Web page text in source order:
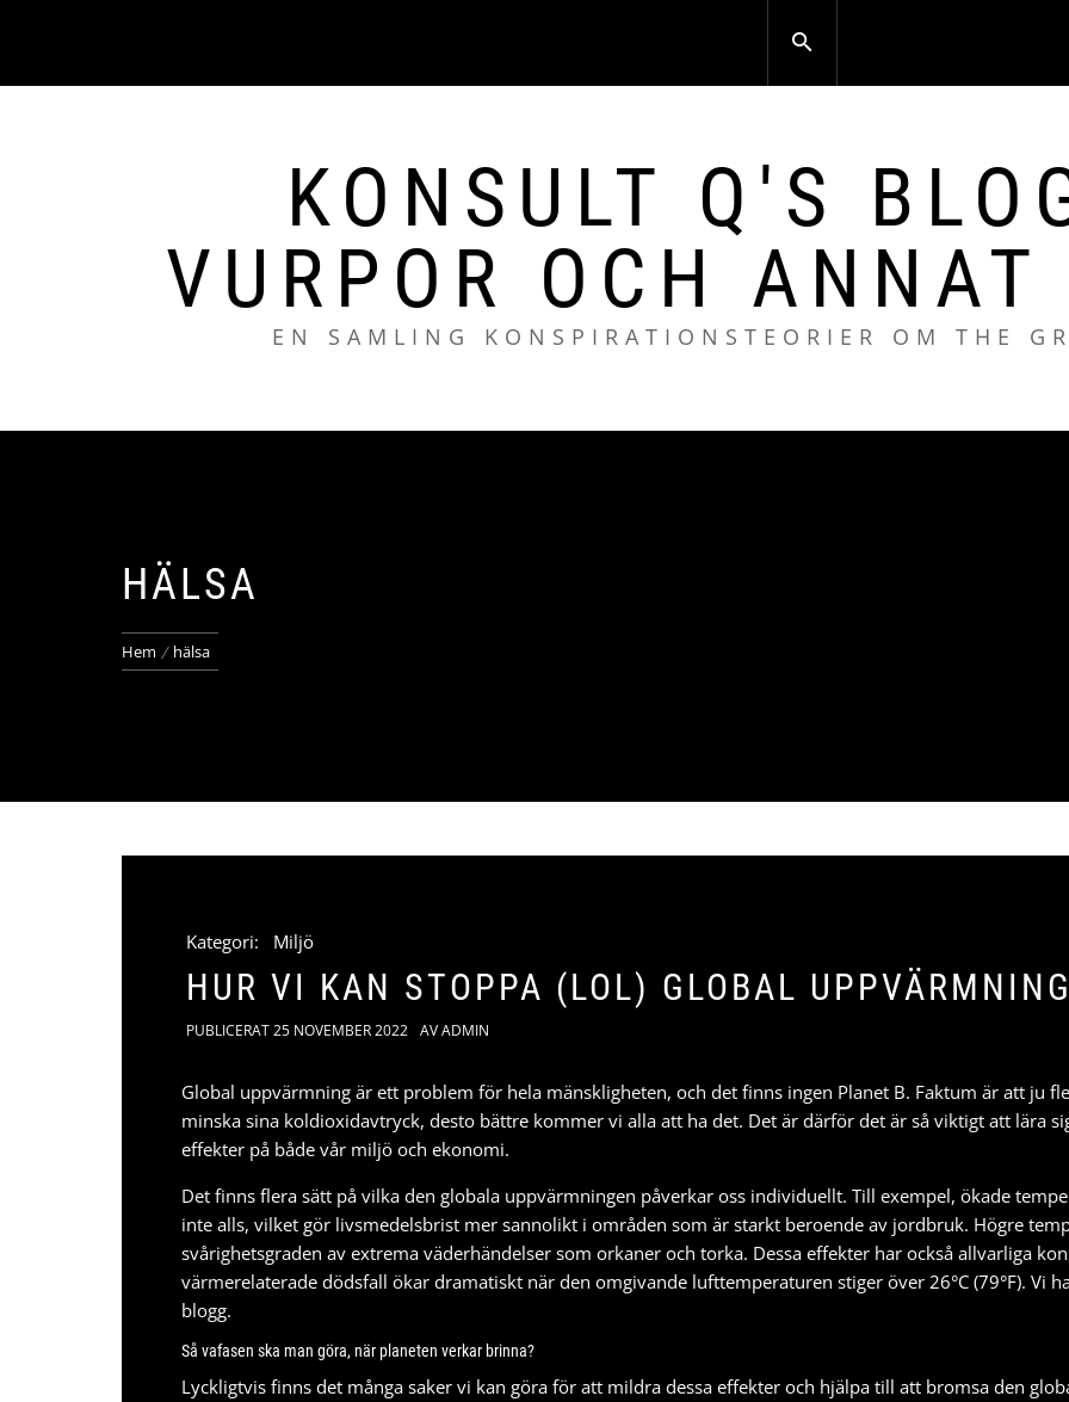
KONSULT Q'S
VURPOR OCH
EN SAMLING KONSPIRATIONSTEORIER OM THE
HÄLSA
Hem hälsa
Kategori: Miljö
HUR VI KAN STOPPA (LOL) GLOBAL
PUBLICERAT25 NOVEMBER 2022 AVADMIN
Global uppvärmning är ett problem för hela mänskligheten, och det finns ingen Planet B. Faktum är att ju
minska sina koldioxidavtryck, desto bättre kommer vi alla att ha det. Det är därför det är så viktigt att lära
effekter på både vår miljö och ekonomi.
Det finns flera sätt på vilka den globala uppvärmningen påverkar oss individuellt. Till exempel, ökade
inte alls, vilket gör livsmedelsbrist mer sannolikt i områden som är starkt beroende av jordbruk. Högre
svårighetsgraden av extrema väderhändelser som orkaner och torka. Dessa effekter har också allvarliga
värmerelaterade dödsfall ökar dramatiskt när den omgivande lufttemperaturen stiger över 26°C (79°F). Vi
blogg.
Så vafasen ska man göra, när planeten verkar brinna?
Lyckligtvis finns det många saker vi kan göra för att mildra dessa effekter och hjälpa till att bromsa den